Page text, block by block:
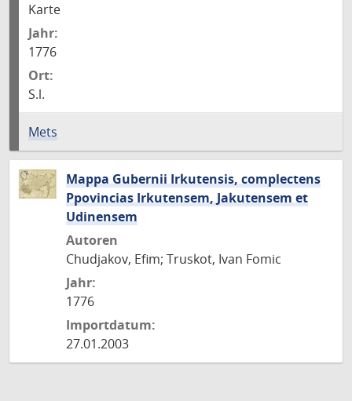
Karte
Jahr:
1776
Ort:
S.l.
Mets
Mappa Gubernii Irkutensis, complectens
Ppovincias Irkutensem, Jakutensem et
Udinensem
Autoren
Chudjakov, Efim; Truskot, Ivan Fomic
Jahr:
1776
Importdatum:
27.01.2003